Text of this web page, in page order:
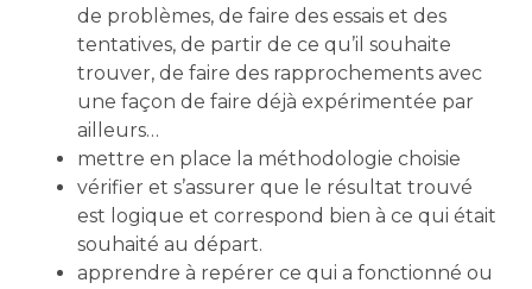
de problèmes, de faire des essais et des
tentatives, de partir de ce qu’il souhaite
trouver, de faire des rapprochements avec
une façon de faire déjà expérimentée par
ailleurs…
mettre en place la méthodologie choisie
vérifier et s’assurer que le résultat trouvé
est logique et correspond bien à ce qui était
souhaité au départ.
apprendre à repérer ce qui a fonctionné ou